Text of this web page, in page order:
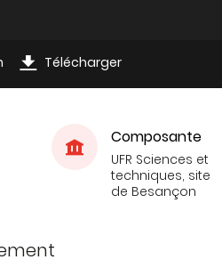
Télécharger
Composante
UFR Sciences et
techniques, site
de Besançon